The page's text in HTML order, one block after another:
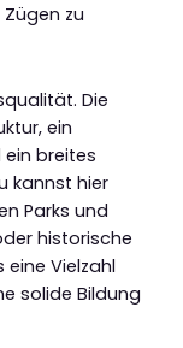
zu
Die
ein
breites
kannst hier
Parks und
historische
eine Vielzahl
solide Bildung